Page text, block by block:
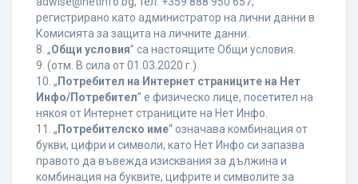
регистрирано като администратор на лични данни в
Комисията за защита на личните данни.
8. „Общи условия” са настоящите Общи условия.
9. (отм. В сила от 01.03.2020 г.)
10. „ Потребител на Интернет страниците на Нет
Инфо/Потребител” е физическо лице, посетител на
някоя от Интернет страниците на Нет Инфо.
11. „ Потребителско име“ означава комбинация от
букви, цифри и символи, като Нет Инфо си запазва
правото да въвежда изисквания за дължина и
комбинация на буквите, цифрите и символите за